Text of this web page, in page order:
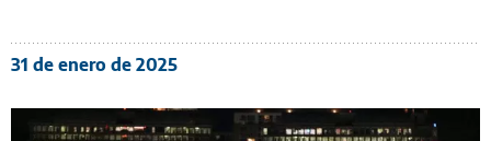
31 de enero de 2025